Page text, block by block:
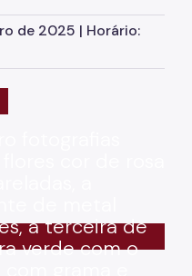
de 2025 | Horário: